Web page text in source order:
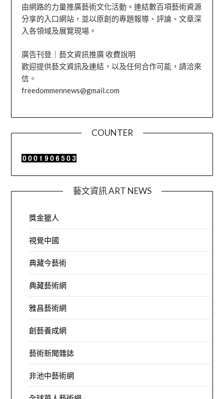
由網路的力量推廣藝術文化活動。連結數百項藝術資源
分享的入口網站，並以原創的專題報導、評論、文章深
入各領域及展覽現場。
廣告刊登｜藝文資訊推廣 收費說明
歡迎提供藝文資訊及連結，以及任何合作可能，請洽來
信。
freedommennews@gmail.com
COUNTER
藝文資訊 ART NEWS
獎金獵人
視覺中國
典藏今藝術
典藏藝術網
雅昌藝術網
創藝養成網
藝術新聞雜誌
非池中藝術網